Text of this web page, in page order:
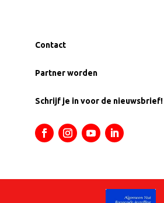
Contact
Partner worden
Schrijf je in voor de nieuwsbrief!